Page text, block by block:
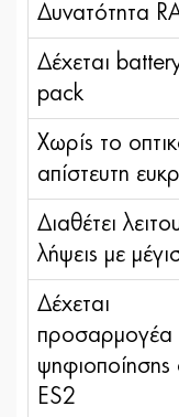
Δυνατότητα
Δέχεται
pack
Xωρίς το
απίστευτη
Διαθέτει
λήψεις με
Δέχεται
προσαρμογέα
ψηφιοποίησης
ES2